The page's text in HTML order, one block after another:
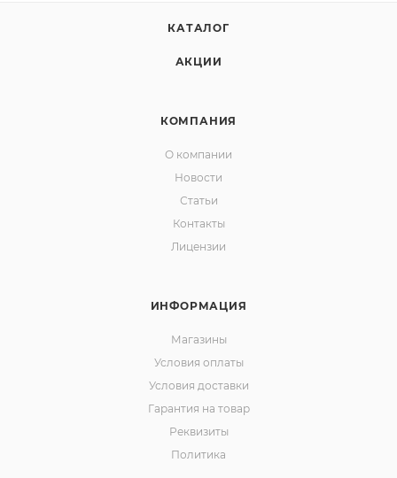
КАТАЛОГ
АКЦИИ
КОМПАНИЯ
О компании
Новости
Статьи
Контакты
Лицензии
ИНФОРМАЦИЯ
Магазины
Условия оплаты
Условия доставки
Гарантия на товар
Реквизиты
Политика